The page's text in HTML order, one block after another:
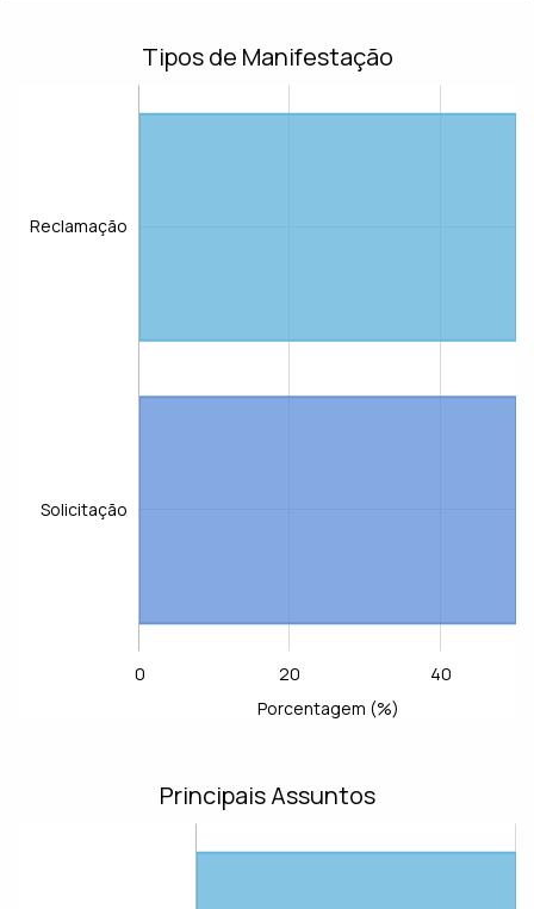
Tipos de Manifestação
Reclamação
Solicitação
-40
-20
0 20 40
60
80
Porcentagem (%)
Principais Assuntos